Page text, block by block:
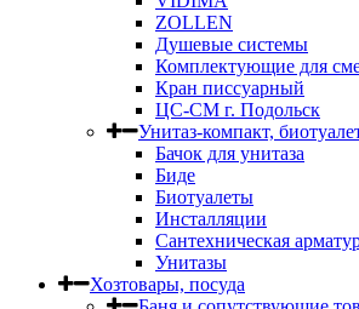
ZOLLEN
Душевые системы
Комплектующие для
Кран писсуарный
ЦС-СМ г. Подольск
Унитаз-компакт,
Бачок для унитаза
Биде
Биотуалеты
Инсталляции
Сантехническая
Унитазы
Хозтовары, посуда